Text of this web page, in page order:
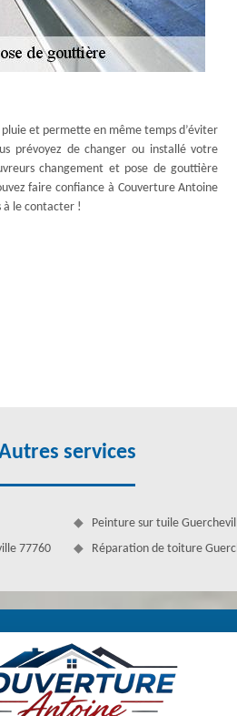
et permette en même temps d’éviter
prévoyez de changer ou installé votre
changement et pose de gouttière
faire confiance à Couverture Antoine
à le contacter !
gouttière de maison. Alors, si elle vient
constatez une partie ou des pièces
services
77760
Peinture sur tuile
Réparation de toiture